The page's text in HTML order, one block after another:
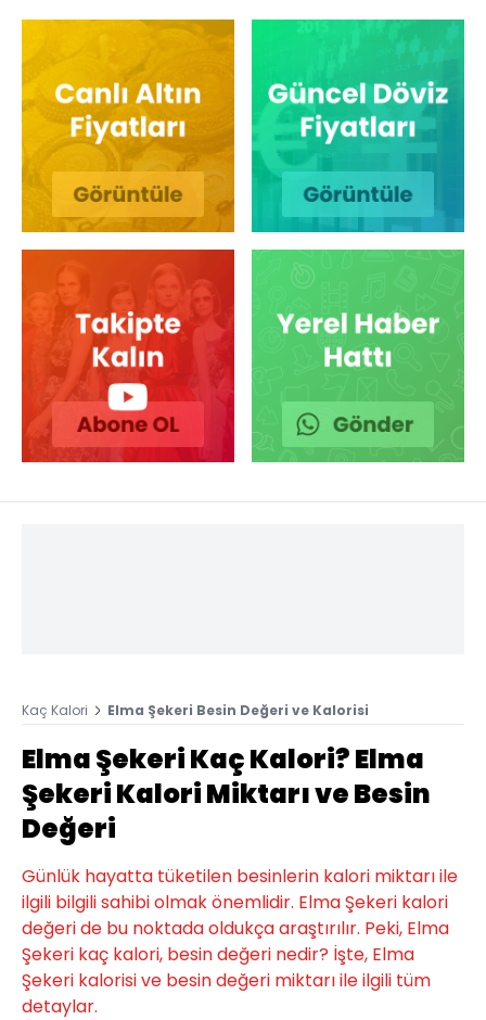
Kaç Kalori Elma Şekeri Besin Değeri ve Kalorisi
Elma Şekeri Kaç Kalori? Elma
Şekeri Kalori Miktarı ve Besin
Değeri
Günlük hayatta tüketilen besinlerin kalori miktarı ile
ilgili bilgili sahibi olmak önemlidir. Elma Şekeri kalori
değeri de bu noktada oldukça araştırılır. Peki, Elma
Şekeri kaç kalori, besin değeri nedir? İşte, Elma
Şekeri kalorisi ve besin değeri miktarı ile ilgili tüm
detaylar.